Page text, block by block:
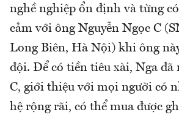
nghề nghiệp ổn định và từng
cảm với ông Nguyễn Ngọc C
Long Biên, Hà Nội) khi ông
đội. Để có tiền tiêu xài, Nga đã
C, giới thiệu với mọi người có
hệ rộng rãi, có thể mua được